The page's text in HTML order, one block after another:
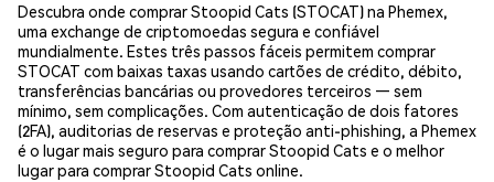
Descubra onde comprar Stoopid Cats (STOCAT) na Phemex,
uma exchange de criptomoedas segura e confiável
mundialmente. Estes três passos fáceis permitem comprar
STOCAT com baixas taxas usando cartões de crédito, débito,
transferências bancárias ou provedores terceiros — sem
mínimo, sem complicações. Com autenticação de dois fatores
(2FA), auditorias de reservas e proteção anti-phishing, a Phemex
é o lugar mais seguro para comprar Stoopid Cats e o melhor
lugar para comprar Stoopid Cats online.